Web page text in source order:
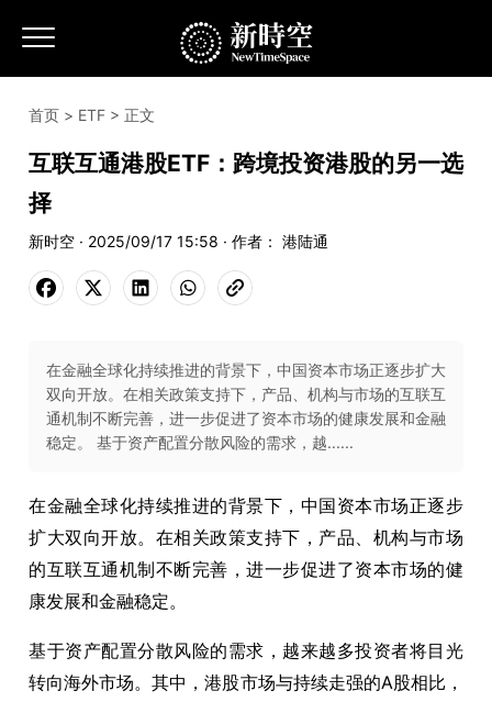
首页 > ETF > 正文
互联互通港股ETF：跨境投资港股的另一选
择
新时空 · 2025/09/17 15:58 · 作者： 港陆通
在金融全球化持续推进的背景下，中国资本市场正逐步扩大
双向开放。在相关政策支持下，产品、机构与市场的互联互
通机制不断完善，进一步促进了资本市场的健康发展和金融
稳定。 基于资产配置分散风险的需求，越......
在金融全球化持续推进的背景下，中国资本市场正逐步
扩大双向开放。在相关政策支持下，产品、机构与市场
的互联互通机制不断完善，进一步促进了资本市场的健
康发展和金融稳定。
基于资产配置分散风险的需求，越来越多投资者将目光
转向海外市场。其中，港股市场与持续走强的A股相比，